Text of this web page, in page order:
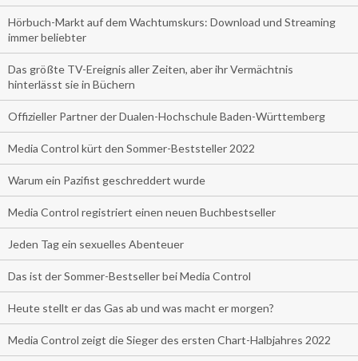
Hörbuch-Markt auf dem Wachtumskurs: Download und Streaming
immer beliebter
Das größte TV-Ereignis aller Zeiten, aber ihr Vermächtnis
hinterlässt sie in Büchern
Offizieller Partner der Dualen-Hochschule Baden-Württemberg
Media Control kürt den Sommer-Beststeller 2022
Warum ein Pazifist geschreddert wurde
Media Control registriert einen neuen Buchbestseller
Jeden Tag ein sexuelles Abenteuer
Das ist der Sommer-Bestseller bei Media Control
Heute stellt er das Gas ab und was macht er morgen?
Media Control zeigt die Sieger des ersten Chart-Halbjahres 2022